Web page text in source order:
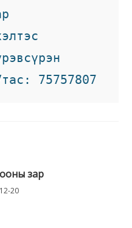
75757807
зар
20